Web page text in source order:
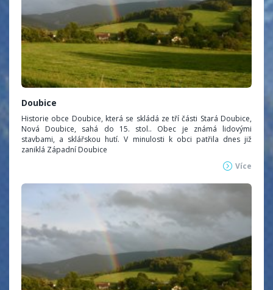
Doubice
Historie obce Doubice, která se skládá ze tří části Stará Doubice,
Nová Doubice, sahá do 15. stol.. Obec je známá lidovými
stavbami, a sklářskou hutí. V minulosti k obci patřila dnes již
zaniklá Západní Doubice
Více